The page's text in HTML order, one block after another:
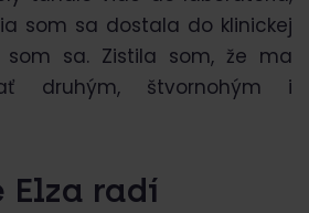
som sa dostala do klinickej
sa. Zistila som, že ma
druhým, štvornohým i
Elza radí